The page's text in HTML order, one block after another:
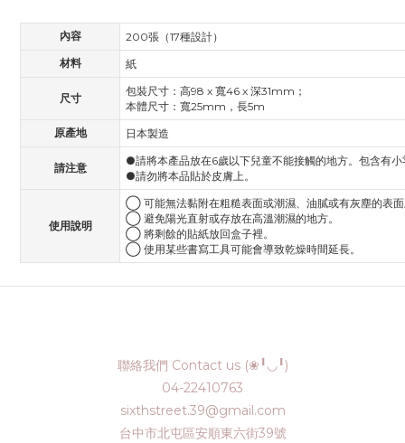
內容
200張（17種設計）
材料
紙
尺寸
包裝尺寸：高98 x 寬46 x 深31mm；
本體尺寸：寬25mm，長5m
原產地
日本製造
請注意
●請將本產品放在6歲以下兒童不能接觸的地方。包含有
●請勿將本品貼於皮膚上。
使用說明
◯ 可能無法黏附在粗糙表面或潮濕、油膩或有灰塵的表
◯ 避免陽光直射或存放在高溫潮濕的地方。
◯ 將剩餘的貼紙放回盒子裡。
◯ 使用某些書寫工具可能會導致乾燥時間延長。
聯絡我們 Contact us (❀╹◡╹)
04-22410763
sixthstreet.39@gmail.com
台中市北屯區安順東六街39號